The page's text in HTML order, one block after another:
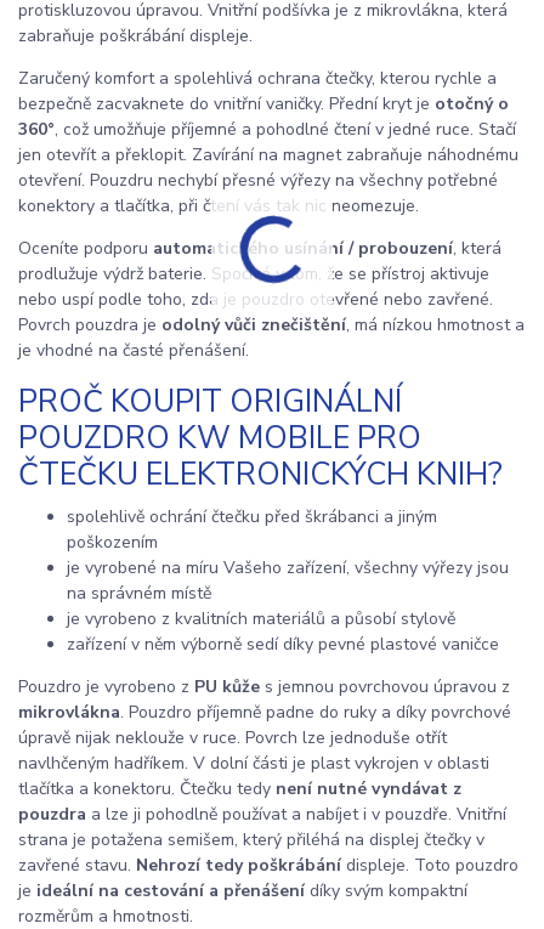
protiskluzovou úpravou. Vnitřní podšívka je z mikrovlákna, která
zabraňuje poškrábání displeje.
Zaručený komfort a spolehlivá ochrana čtečky, kterou rychle a
bezpečně zacvaknete do vnitřní vaničky. Přední kryt je otočný o
360°, což umožňuje příjemné a pohodlné čtení v jedné ruce. Stačí
jen otevřít a překlopit. Zavírání na magnet zabraňuje náhodnému
otevření. Pouzdru nechybí přesné výřezy na všechny potřebné
konektory a tlačítka, při čtení vás tak nic neomezuje.
Oceníte podporu automatického usínání / probouzení, která
prodlužuje výdrž baterie. Spočívá v tom, že se přístroj aktivuje
nebo uspí podle toho, zda je pouzdro otevřené nebo zavřené.
Povrch pouzdra je odolný vůči znečištění, má nízkou hmotnost a
je vhodné na časté přenášení.
PROČ KOUPIT ORIGINÁLNÍ
POUZDRO KW MOBILE PRO
ČTEČKU ELEKTRONICKÝCH KNIH?
spolehlivě ochrání čtečku před škrábanci a jiným
poškozením
je vyrobené na míru Vašeho zařízení, všechny výřezy jsou
na správném místě
je vyrobeno z kvalitních materiálů a působí stylově
zařízení v něm výborně sedí díky pevné plastové vaničce
Pouzdro je vyrobeno z PU kůže s jemnou povrchovou úpravou z
mikrovlákna. Pouzdro příjemně padne do ruky a díky povrchové
úpravě nijak neklouže v ruce. Povrch lze jednoduše otřít
navlhčeným hadříkem. V dolní části je plast vykrojen v oblasti
tlačítka a konektoru. Čtečku tedy není nutné vyndávat z
pouzdra a lze ji pohodlně používat a nabíjet i v pouzdře. Vnitřní
strana je potažena semišem, který přiléhá na displej čtečky v
zavřené stavu. Nehrozí tedy poškrábánídispleje. Toto pouzdro
je ideální na cestování a přenášenídíky svým kompaktní
rozměrům a hmotnosti.